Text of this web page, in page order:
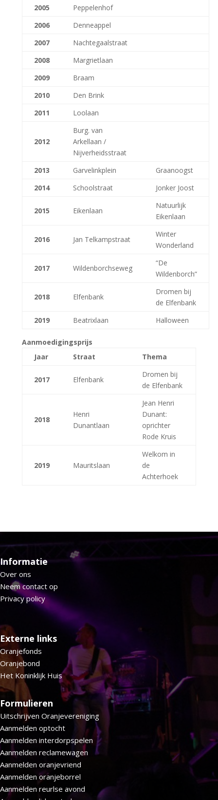
2005
Peppelenhof
2006
Denneappel
2007
Nachtegaalstraat
2008
Margrietlaan
2009
Braam
2010
Den Brink
2011
Loolaan
2012
Burg. van
Arkellaan /
Nijverheidsstraat
2013
Garvelinkplein
Graanoogst
2014
Schoolstraat Jonker Joost
2015 Eikenlaan
Natuurlijk
Eikenlaan
2016 Jan Telkampstraat
Winter
Wonderland
2017 Wildenborchseweg
“De
Wildenborch”
2018 Elfenbank
Dromen bij
de Elfenbank
2019
Beatrixlaan Halloween
Aanmoedigingsprijs
Jaar
Straat Thema
2017 Elfenbank
Dromen bij
de Elfenbank
2018
Henri
Dunantlaan
Jean Henri
Dunant:
oprichter
Rode Kruis
2019 Mauritslaan
Welkom in
de
Achterhoek
Informatie
Over ons
Neem contact op
Privacy policy
Externe links
Oranjefonds
Oranjebond
Het Koninklijk Huis
Formulieren
Uitschrijven Oranjevereniging
Aanmelden optocht
Aanmelden interdorpspelen
Aanmelden reclamewagen
Aanmelden oranjevriend
Aanmelden oranjeborrel
Aanmelden reurlse avond